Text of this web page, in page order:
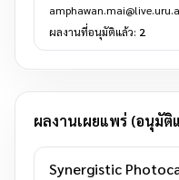
ผลงานที่อนุมัติแล้ว: 2
ผลงานเผยแพร่ (อนุมัติ
Synergistic